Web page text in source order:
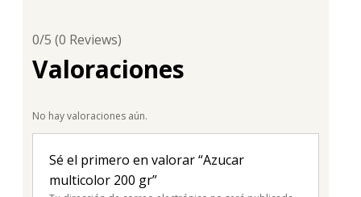
0/5 (0 Reviews)
Valoraciones
No hay valoraciones aún.
Sé el primero en valorar “Azucar
multicolor 200 gr”